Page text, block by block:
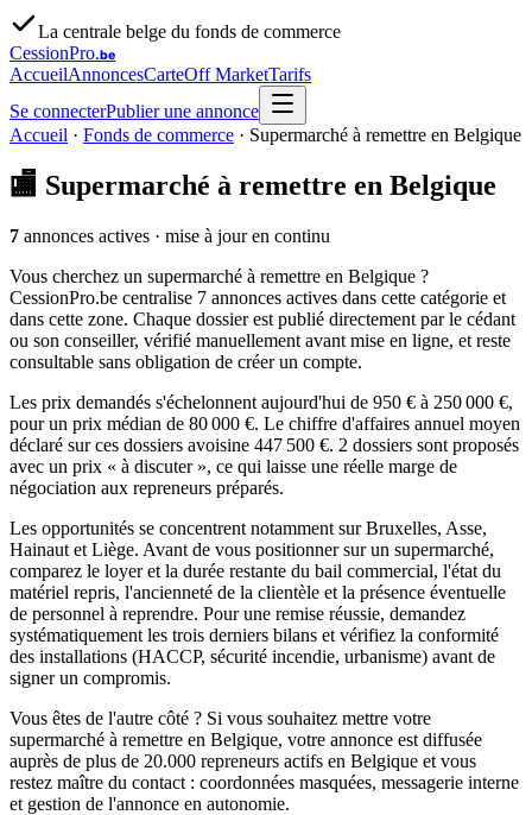
La centrale belge du fonds de commerce
CessionPro.be
AccueilAnnoncesCarteOff MarketTarifs
Se connecterPublier une annonce
Accueil · Fonds de commerce · Supermarché à remettre en Belgique
🏬 Supermarché à remettre en Belgique
7 annonces actives · mise à jour en continu
Vous cherchez un supermarché à remettre en Belgique ?
CessionPro.be centralise 7 annonces actives dans cette catégorie et
dans cette zone. Chaque dossier est publié directement par le cédant
ou son conseiller, vérifié manuellement avant mise en ligne, et reste
consultable sans obligation de créer un compte.
Les prix demandés s'échelonnent aujourd'hui de 950 € à 250 000 €,
pour un prix médian de 80 000 €. Le chiffre d'affaires annuel moyen
déclaré sur ces dossiers avoisine 447 500 €. 2 dossiers sont proposés
avec un prix « à discuter », ce qui laisse une réelle marge de
négociation aux repreneurs préparés.
Les opportunités se concentrent notamment sur Bruxelles, Asse,
Hainaut et Liège. Avant de vous positionner sur un supermarché,
comparez le loyer et la durée restante du bail commercial, l'état du
matériel repris, l'ancienneté de la clientèle et la présence éventuelle
de personnel à reprendre. Pour une remise réussie, demandez
systématiquement les trois derniers bilans et vérifiez la conformité
des installations (HACCP, sécurité incendie, urbanisme) avant de
signer un compromis.
Vous êtes de l'autre côté ? Si vous souhaitez mettre votre
supermarché à remettre en Belgique, votre annonce est diffusée
auprès de plus de 20.000 repreneurs actifs en Belgique et vous
restez maître du contact : coordonnées masquées, messagerie interne
et gestion de l'annonce en autonomie.